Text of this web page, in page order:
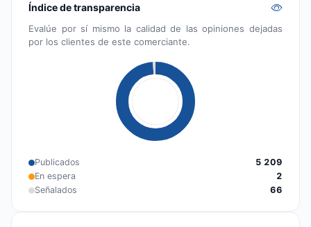
Índice de transparencia
Evalúe por sí mismo la calidad de las opiniones dejadas
por los clientes de este comerciante.
Publicados
5 209
En espera
2
Señalados
66